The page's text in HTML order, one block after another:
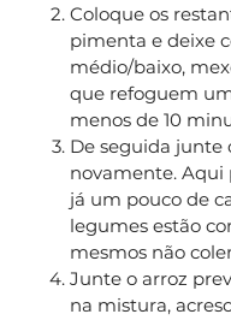
Coloque os
pimenta e deixe
médio/baixo,
que refoguem
menos de 10
De seguida junte
novamente. Aqui
já um pouco de
legumes estão
mesmos não
Junte o arroz
na mistura,